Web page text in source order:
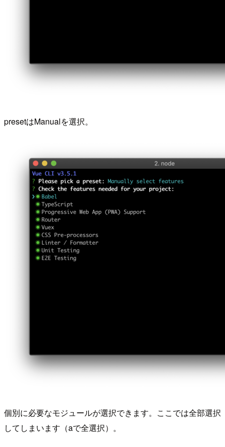
presetはManualを選択。
個別に必要なモジュールが選択できます。ここでは全部選択
してしまいます（aで全選択）。